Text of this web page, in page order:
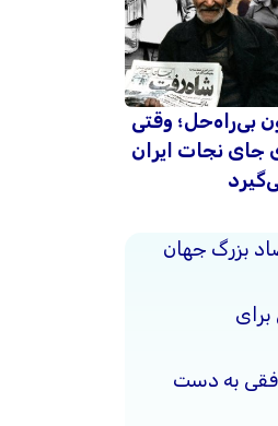
بی‌راه‌حل؛ وقتی
جای نجات ایران
بزرگ جهان
به دست